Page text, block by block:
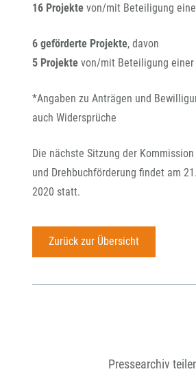
16 Projekte von/mit Beteiligung
6 geförderte Projekte, davon
5 Projekte von/mit Beteiligung einer
*Angaben zu Anträgen und
auch Widersprüche
Die nächste Sitzung der
und Drehbuchförderung findet am
2020 statt.
Zurück zur Übersicht
Pressearchiv